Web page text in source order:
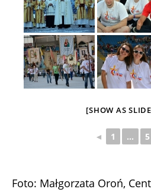
[SHOW AS
◄ 1 ... 5
Foto: Małgorzata Oroń,